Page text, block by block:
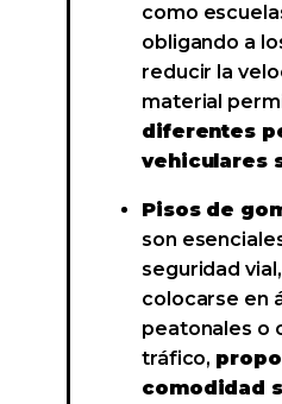
como
obligando a
reducir la
material
diferentes
vehiculares
Pisos de
son
seguridad
colocarse en
peatonales o
tráfico,
comodidad